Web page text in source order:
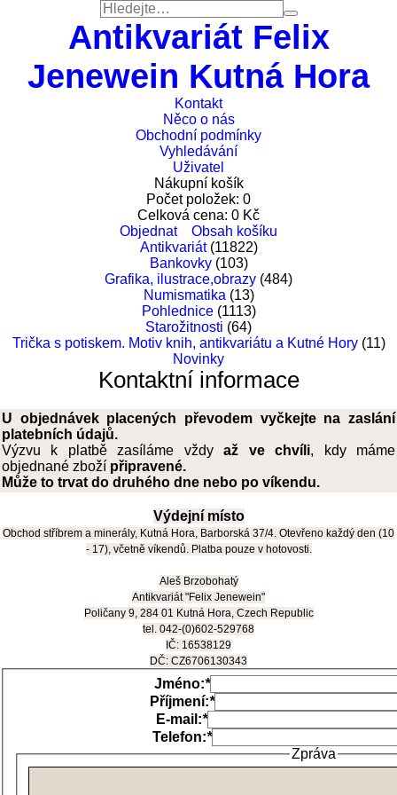
Antikvariát Felix
Jenewein Kutná Hora
Kontakt
Něco o nás
Obchodní podmínky
Vyhledávání
Uživatel
Nákupní košík
Počet položek: 0
Celková cena: 0 Kč
Objednat
Obsah košíku
Antikvariát(11822)
Bankovky(103)
Grafika, ilustrace,obrazy (484)
Numismatika (13)
Pohlednice(1113)
Starožitnosti (64)
Trička s potiskem. Motiv knih, antikvariátu a Kutné Hory(11)
Novinky
Kontaktní informace
U objednávek placených převodem vyčkejte na zaslání
platebních údajů.
Výzvu k platbě zasíláme vždyaž ve chvíli, kdy máme
objednané zboží připravené.
Může to trvat do druhého dne nebo po víkendu.
Výdejní místo
Obchod stříbrem a minerály, Kutná Hora, Barborská 37/4. Otevřeno každý den (10
- 17), včetně víkendů. Platba pouze v hotovosti.
Aleš Brzobohatý
Antikvariát "Felix Jenewein"
Poličany 9, 284 01 Kutná Hora, Czech Republic
tel. 042-(0)602-529768
IČ: 16538129
DČ: CZ6706130343
Jméno:*
Příjmení:*
E-mail:*
Telefon:*
Zpráva